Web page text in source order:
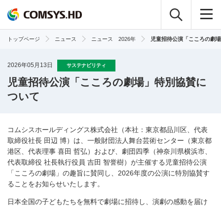
トップページ ニュース ニュース 2026年 児童招待公演「こころの劇
2026年05月13日 サステナビリティ
児童招待公演「こころの劇場」特別協賛に
ついて
コムシスホールディングス株式会社（本社：東京都品川区、代表
取締役社長 田辺 博）は、一般財団法人舞台芸術センター（東京都
港区、代表理事 喜田 哲弘）および、劇団四季（神奈川県横浜市、
代表取締役 社長執行役員 吉田 智誉樹）が主催する児童招待公演
「こころの劇場」の趣旨に賛同し、 2026年度の公演に特別協賛す
ることをお知らせいたします。
日本全国の子どもたちを無料で劇場に招待し、演劇の感動を届け